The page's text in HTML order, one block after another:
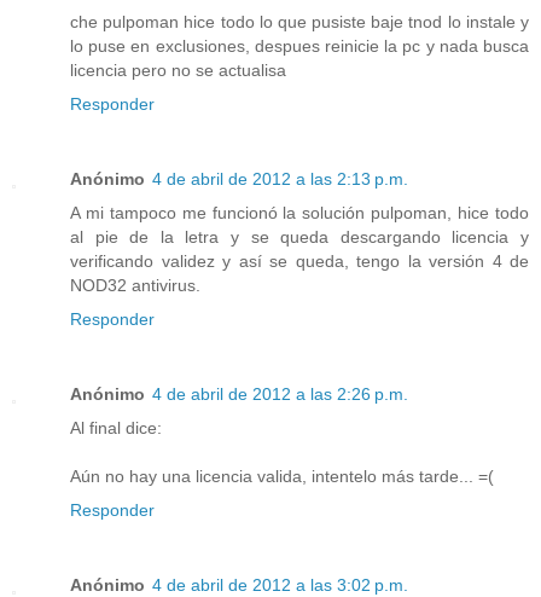
che pulpoman hice todo lo que pusiste baje tnod lo instale y
lo puse en exclusiones, despues reinicie la pc y nada busca
licencia pero no se actualisa
Responder
Anónimo 4 de abril de 2012 a las 2:13 p.m.
A mi tampoco me funcionó la solución pulpoman, hice todo
al pie de la letra y se queda descargando licencia y
verificando validez y así se queda, tengo la versión 4 de
NOD32 antivirus.
Responder
Anónimo 4 de abril de 2012 a las 2:26 p.m.
Al final dice:
Aún no hay una licencia valida, intentelo más tarde... =(
Responder
Anónimo 4 de abril de 2012 a las 3:02 p.m.